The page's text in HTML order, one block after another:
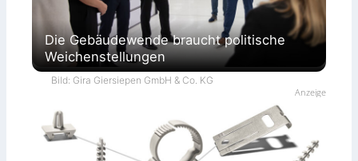
Die Gebäudewende braucht politische
Weichenstellungen
Bild: Gira Giersiepen GmbH & Co. KG
Anzeige